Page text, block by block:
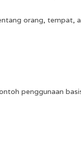
orang, tempat,
penggunaan